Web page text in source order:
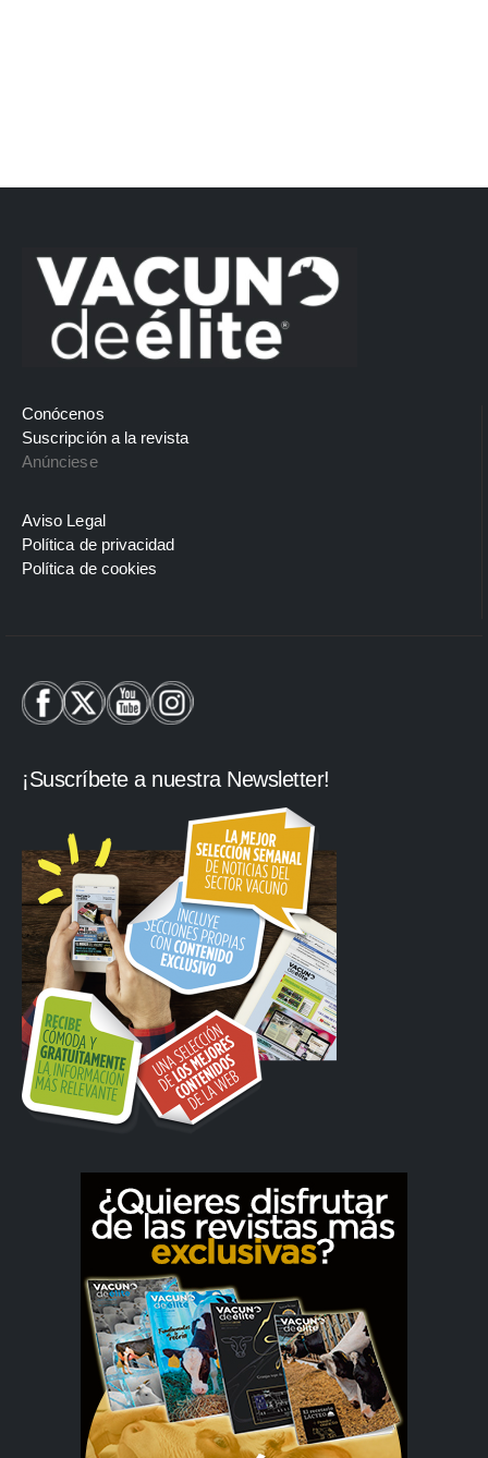
Conócenos
Suscripción a la revista
Anúnciese
Aviso Legal
Política de privacidad
Política de cookies
¡Suscríbete a nuestra Newsletter!